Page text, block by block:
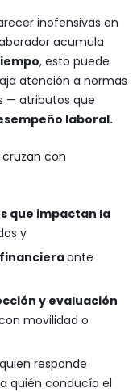
inofensivas en
acumula
, esto puede
atención a normas
— atributos que
laboral.
con
que impactan la
y
financieraante
y evaluación
movilidad o
responde
quién conducía el